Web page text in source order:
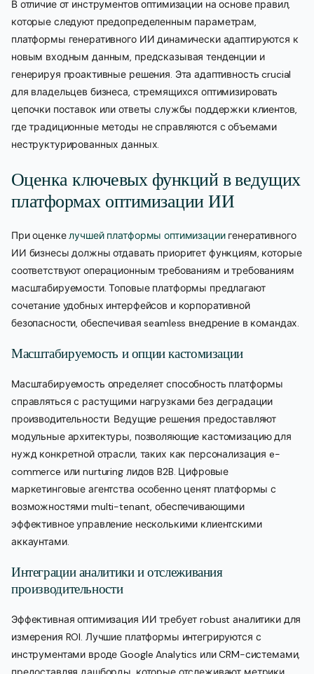
В отличие от инструментов оптимизации на основе правил,
которые следуют предопределенным параметрам,
платформы генеративного ИИ динамически адаптируются к
новым входным данным, предсказывая тенденции и
генерируя проактивные решения. Эта адаптивность crucial
для владельцев бизнеса, стремящихся оптимизировать
цепочки поставок или ответы службы поддержки клиентов,
где традиционные методы не справляются с объемами
неструктурированных данных.
Оценка ключевых функций в ведущих
платформах оптимизации ИИ
При оценкелучшей платформы оптимизациигенеративного
ИИ бизнесы должны отдавать приоритет функциям, которые
соответствуют операционным требованиям и требованиям
масштабируемости. Топовые платформы предлагают
сочетание удобных интерфейсов и корпоративной
безопасности, обеспечивая seamless внедрение в командах.
Масштабируемость и опции кастомизации
Масштабируемость определяет способность платформы
справляться с растущими нагрузками без деградации
производительности. Ведущие решения предоставляют
модульные архитектуры, позволяющие кастомизацию для
нужд конкретной отрасли, таких как персонализация e-
commerce или nurturing лидов B2B. Цифровые
маркетинговые агентства особенно ценят платформы с
возможностями multi-tenant, обеспечивающими
эффективное управление несколькими клиентскими
аккаунтами.
Интеграции аналитики и отслеживания
производительности
Эффективная оптимизация ИИ требует robust аналитики для
измерения ROI. Лучшие платформы интегрируются с
инструментами вроде Google Analytics или CRM-системами,